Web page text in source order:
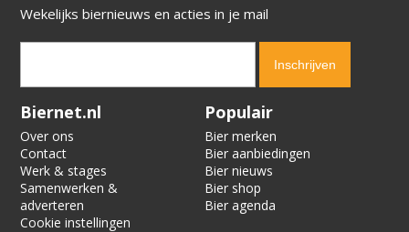
Wekelijks biernieuws en acties in je mail
Verification code:
Biernet.nl
Over ons
Contact
Werk & stages
Samenwerken &
adverteren
Cookie instellingen
Populair
Bier merken
Bier aanbiedingen
Bier nieuws
Bier shop
Bier agenda